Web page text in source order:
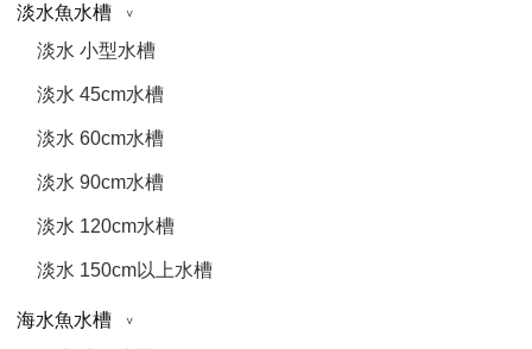
淡水魚水槽
淡水 小型水槽
淡水 45cm水槽
淡水 60cm水槽
淡水 90cm水槽
淡水 120cm水槽
淡水 150cm以上水槽
海水魚水槽